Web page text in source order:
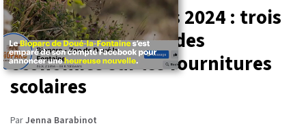
Rentrée des classes 2024 : trois
conseils pour faire des
économies sur les fournitures
scolaires
ParJenna Barabinot